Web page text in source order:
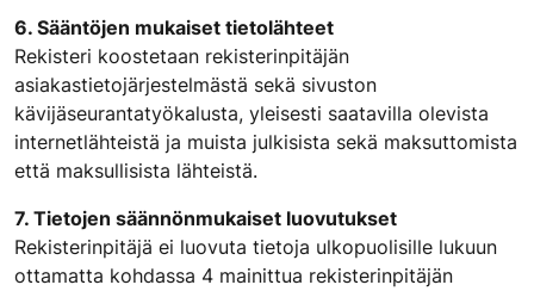
6. Sääntöjen mukaiset tietolähteet
Rekisteri koostetaan rekisterinpitäjän
asiakastietojärjestelmästä sekä sivuston
kävijäseurantatyökalusta, yleisesti saatavilla olevista
internetlähteistä ja muista julkisista sekä maksuttomista
että maksullisista lähteistä.
7. Tietojen säännönmukaiset luovutukset
Rekisterinpitäjä ei luovuta tietoja ulkopuolisille lukuun
ottamatta kohdassa 4 mainittua rekisterinpitäjän